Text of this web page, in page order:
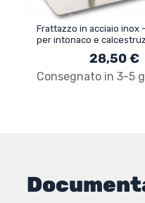
Frattazzo in acciaio inox
per intonaco e
28,50 €
Consegnato in 3-5